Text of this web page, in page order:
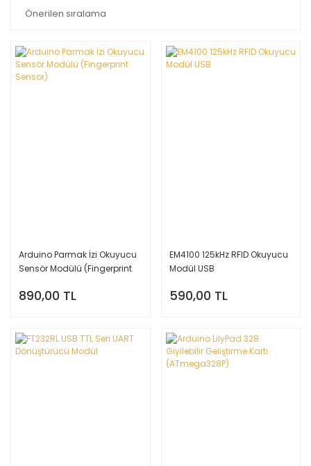
Arduino Parmak İzi Okuyucu
Sensör Modülü (Fingerprint
890,00 TL
EM4100 125kHz RFID Okuyucu
Modül USB
590,00 TL